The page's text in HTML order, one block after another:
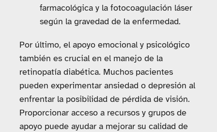
farmacológica y la fotocoagulación láser
según la gravedad de la enfermedad.
Por último, el apoyo emocional y psicológico
también es crucial en el manejo de la
retinopatía diabética. Muchos pacientes
pueden experimentar ansiedad o depresión al
enfrentar la posibilidad de pérdida de visión.
Proporcionar acceso a recursos y grupos de
apoyo puede ayudar a mejorar su calidad de